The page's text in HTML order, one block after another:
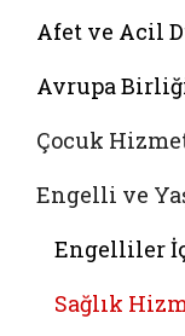
Afet ve Acil
Avrupa
Çocuk
Engelli ve
Engelliler
Sağlık